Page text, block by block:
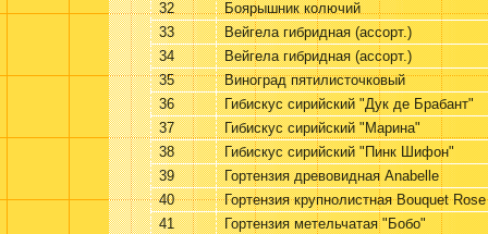
32
Боярышник колючий
33
Вейгела гибридная (ассорт.)
34
Вейгела гибридная (ассорт.)
35
Виноград пятилисточковый
36
Гибискус сирийский "Дук де Брабант"
37
Гибискус сирийский "Марина"
38
Гибискус сирийский "Пинк Шифон"
39
Гортензия древовидная Anabelle
40
Гортензия крупнолистная Bouquet Rose
41
Гортензия метельчатая "Бобо"